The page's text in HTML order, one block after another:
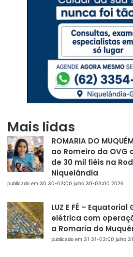
Mais lidas
ROMARIA DO
ao Romeiro da
de 30 mil fiéis na
Niquelândia
publicado em 30 30-03:00 julho 30-03:00 2026
LUZ E FÉ –
elétrica com
a Romaria do
publicado em 31 31-03:00 julho